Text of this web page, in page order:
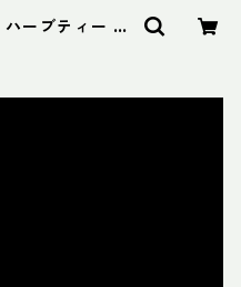
ーブティー (C